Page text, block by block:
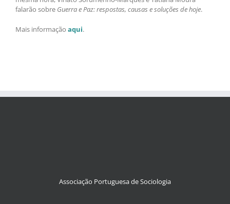
falarão sobre Guerra e Paz: respostas, causas e soluções de hoje.
Mais informação aqui.
Associação Portuguesa de Sociologia